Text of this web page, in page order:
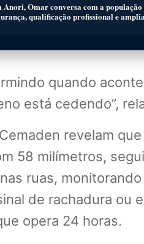
Anori, Omar conversa com a
qualificação profissional e
quando
está cedendo”,
revelam
58 milímetros,
ruas,
de rachadura ou
opera 24 horas.